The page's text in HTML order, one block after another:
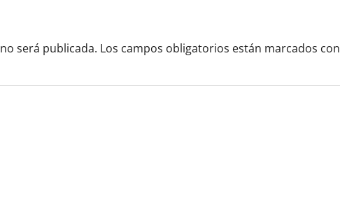
será publicada. Los campos obligatorios están marcados con